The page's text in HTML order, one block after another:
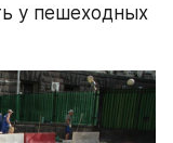
у пешеходных